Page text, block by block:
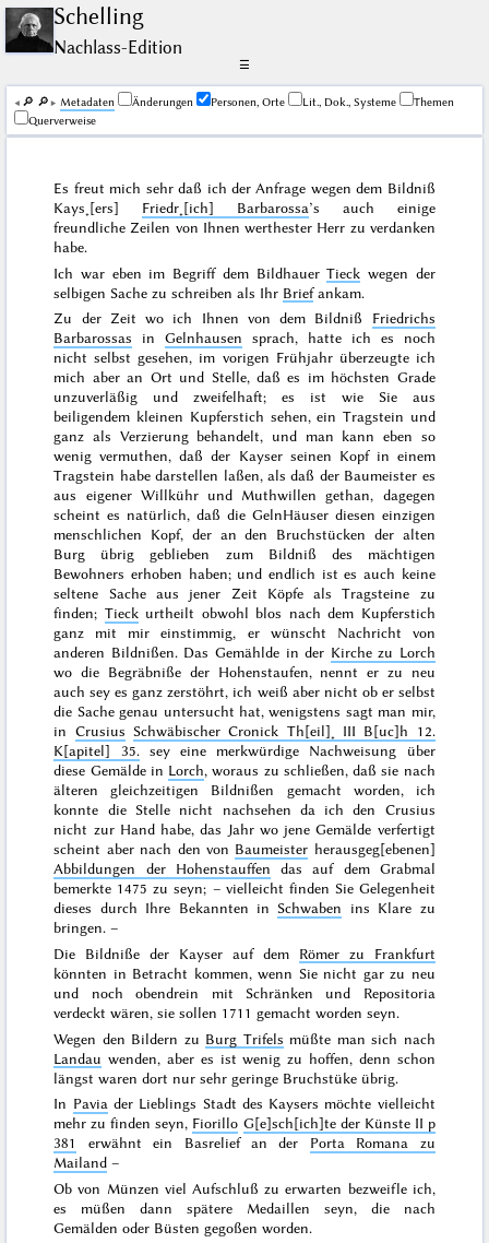
Schelling
Nachlass-Edition
☰
🔎︎ 🔎︎ Me­ta­da­ten Änderungen Personen, Orte Lit., Dok., Systeme
Themen
Querverweise
Es freut mich sehr daß ich der Anfrage wegen dem Bildniß
Kays˖[ers] Friedr˖[ich] Barbarossa’s auch einige
freundliche Zeilen von Ihnen werthester Herr zu verdanken
habe.
Ich war eben im Begriff dem BildhauerTieck wegen der
selbigen Sache zu schreiben als Ihr Briefankam.
Zu der Zeit wo ich Ihnen von dem Bildniß Friedrichs
Barbarossas inGelnhausen sprach, hatte ich es noch
nicht selbst gesehen, im vorigen Frühjahrüberzeugte ich
mich aber an Ort und Stelle, daß es im höchsten Grade
unzuverläßig und zweifelhaft; es ist wie Sie aus
beiligendem kleinen Kupferstich sehen, ein Tragstein und
ganz als Verzierung behandelt, und man kann eben so
wenig vermuthen, daß der Kayser seinen Kopf in einem
Tragstein habe darstellen laßen, als daß der Baumeister es
aus eigener Willkühr und Muthwillen gethan, dagegen
scheint es natürlich, daß die GelnHäuser diesen einzigen
menschlichen Kopf, der an den Bruchstücken der alten
Burg übrig geblieben zum Bildniß des mächtigen
Bewohners erhoben haben; und endlich ist es auch keine
seltene Sache aus jener Zeit Köpfe als Tragsteine zu
finden; Tieckurtheilt obwohl blos nach dem Kupferstich
ganz mit mir einstimmig, er wünscht Nachricht von
anderen Bildnißen. Das Gemählde in der Kirche zu Lorch
wo die Begräbniße der Hohenstaufen, nennt er zu neu
auch sey es ganz zerstöhrt, ich weiß aber nicht ob er selbst
die Sache genau untersucht hat, wenigstens sagt man mir,
in Crusius Schwäbischer Cronick Th[eil]˖ III B[uc]h 12.
K[apitel] 35.sey eine merkwürdige Nachweisung über
diese Gemälde in Lorch, woraus zu schließen, daß sie nach
älteren gleichzeitigen Bildnißen gemacht worden, ich
konnte die Stelle nicht nachsehen da ich den Crusius
nicht zur Hand habe, das Jahr wo jene Gemälde verfertigt
scheint aber nach den von Baumeister herausgeg[ebenen]
Abbildungen der Hohenstauffen das auf dem Grabmal
bemerkte 1475 zu seyn; – vielleicht finden Sie Gelegenheit
dieses durch Ihre Bekannten inSchwaben ins Klare zu
bringen. –
Die Bildniße der Kayser auf dem Römer zu Frankfurt
könnten in Betracht kommen, wenn Sie nicht gar zu neu
und noch obendrein mit Schränken und Repositoria
verdeckt wären, sie sollen 1711 gemacht worden seyn.
Wegen den Bildern zu Burg Trifels müßte man sich nach
Landau wenden, aber es ist wenig zu hoffen, denn schon
längst waren dort nur sehr geringe Bruchstüke übrig.
In Pavia der Lieblings Stadt des Kaysers möchte vielleicht
mehr zu finden seyn, Fiorillo G[e]sch[ich]te der Künste II p
381
erwähnt ein Basrelief an der Porta Romana zu
Mailand –
Ob von Münzen viel Aufschluß zu erwarten bezweifle ich,
es müßen dann spätere Medaillen seyn, die nach
Gemälden oder Büsten gegoßen worden.